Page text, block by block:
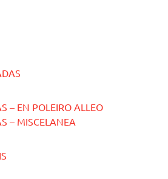
– EN POLEIRO ALLEO
– MISCELANEA